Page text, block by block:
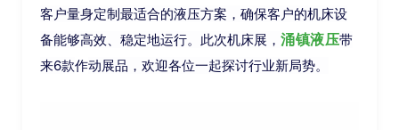
客户量身定制最适合的液压方案，确保客户的机床设
备能够高效、稳定地运行。此次机床展， 涌镇液压带
来6款作动展品，欢迎各位一起探讨行业新局势。